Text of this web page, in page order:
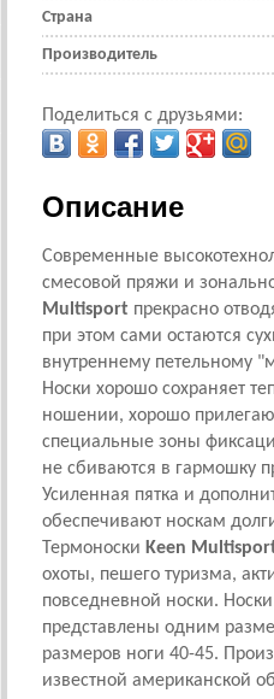
Страна
Производитель
Поделиться с друзьями:
Описание
Современные
смесовой пряжи и
Multisport прекрасно
при этом сами остаются
внутреннему петельному
Носки хорошо сохраняет
ношении, хорошо
специальные зоны
не сбиваются в гармошку
Усиленная пятка и
обеспечивают носкам
Термоноски Keen
охоты, пешего туризма,
повседневной носки.
представлены одним
размеров ноги 40-45.
известной американской